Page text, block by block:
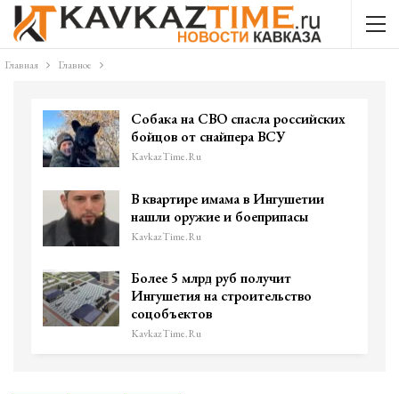
Главная Главное
Собака на СВО спасла российских
бойцов от снайпера ВСУ
KavkazTime.ru
В квартире имама в Ингушетии
нашли оружие и боеприпасы
KavkazTime.ru
Более 5 млрд руб получит
Ингушетия на строительство
соцобъектов
KavkazTime.ru